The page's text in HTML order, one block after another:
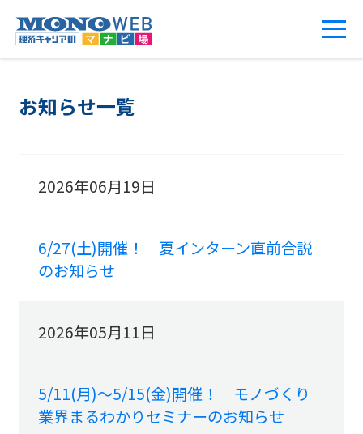
お知らせ一覧
2026年06月19日
6/27(土)開催！ 夏インターン直前合説
のお知らせ
2026年05月11日
5/11(月)～5/15(金)開催！ モノづくり
業界まるわかりセミナーのお知らせ